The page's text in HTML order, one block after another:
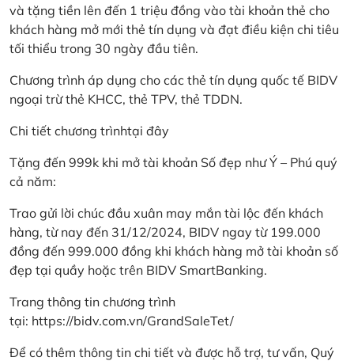
và tặng tiền lên đến 1 triệu đồng vào tài khoản thẻ cho
khách hàng mở mới thẻ tín dụng và đạt điều kiện chi tiêu
tối thiểu trong 30 ngày đầu tiên.
Chương trình áp dụng cho các thẻ tín dụng quốc tế BIDV
ngoại trừ thẻ KHCC, thẻ TPV, thẻ TDDN.
Chi tiết chương trìnhtại đây
Tặng đến 999k khi mở tài khoản Số đẹp như Ý – Phú quý
cả năm:
Trao gửi lời chúc đầu xuân may mắn tài lộc đến khách
hàng, từ nay đến 31/12/2024, BIDV ngay từ 199.000
đồng đến 999.000 đồng khi khách hàng mở tài khoản số
đẹp tại quầy hoặc trên BIDV SmartBanking.
Trang thông tin chương trình
tại: https://bidv.com.vn/GrandSaleTet/
Để có thêm thông tin chi tiết và được hỗ trợ, tư vấn, Quý